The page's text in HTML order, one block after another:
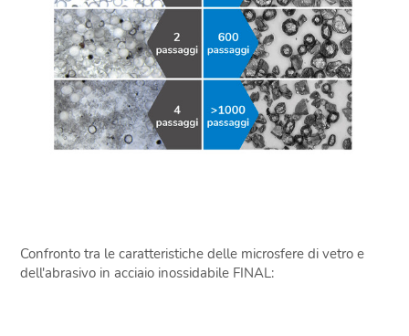
Confronto tra le caratteristiche delle microsfere di vetro e
dell'abrasivo in acciaio inossidabile FINAL: